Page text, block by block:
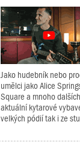
Jako hudebník nebo
umělci jako Alice
Square a mnoho
aktuální kytarové
velkých pódií tak i ze